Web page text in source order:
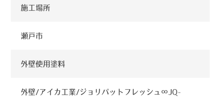
施工場所
瀬戸市
外壁使用塗料
外壁/アイカ工業/ジョリパットフレッシュ∞JQ-